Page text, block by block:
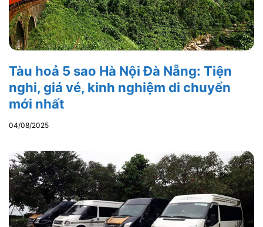
Tàu hoả 5 sao Hà Nội Đà Nẵng: Tiện
nghi, giá vé, kinh nghiệm di chuyển
mới nhất
04/08/2025